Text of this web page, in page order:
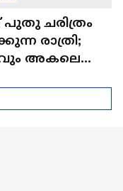
പുതു ചരിത്രം
രാത്രി;
അകലെ